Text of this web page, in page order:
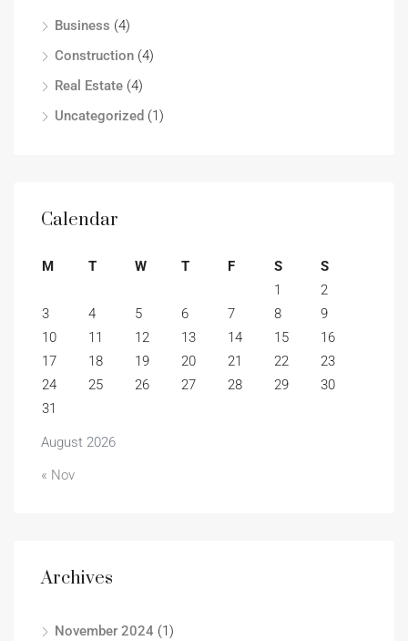
Business (4)
Construction (4)
Real Estate (4)
Uncategorized (1)
Calendar
August 2026
M T W T F S
S
1
2
3
4 5 6 7 8
9
10
11 12 13 14 15
16
17
18 19 20 21 22
23
24
25 26 27 28 29
30
31
« Nov
Archives
November 2024 (1)